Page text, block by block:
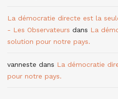
La démocratie directe est la
- Les Observateurs dans La
solution pour notre pays.
vanneste dans La démocratie
pour notre pays.